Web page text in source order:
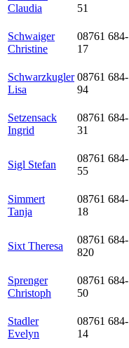
Claudia
51
Schwaiger
Christine
08761 684-
17
Schwarzkugler
Lisa
08761 684-
94
Setzensack
Ingrid
08761 684-
31
Sigl Stefan
08761 684-
55
Simmert
Tanja
08761 684-
18
Sixt Theresa
08761 684-
820
Sprenger
Christoph
08761 684-
50
Stadler
Evelyn
08761 684-
14